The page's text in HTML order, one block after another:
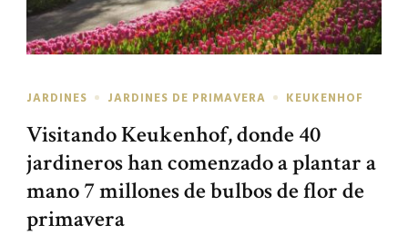
JARDINES JARDINES DE PRIMAVERA KEUKENHOF
Visitando Keukenhof, donde 40
jardineros han comenzado a plantar a
mano 7 millones de bulbos de flor de
primavera